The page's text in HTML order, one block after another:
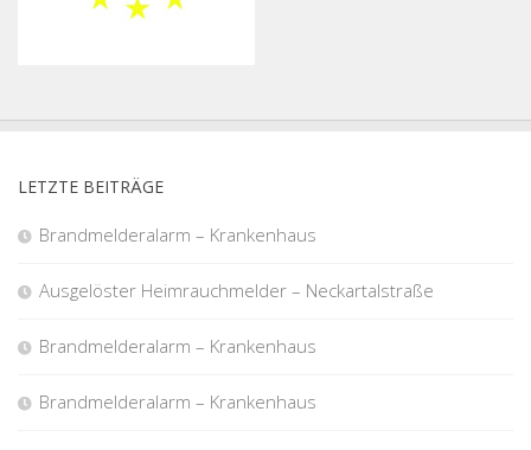
LETZTE BEITRÄGE
Brandmelderalarm – Krankenhaus
Ausgelöster Heimrauchmelder – Neckartalstraße
Brandmelderalarm – Krankenhaus
Brandmelderalarm – Krankenhaus